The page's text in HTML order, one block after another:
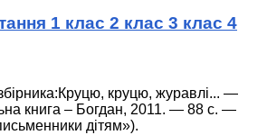
1 клас 2 клас 3 клас 4
круцю, журавлі... —
книга – Богдан, 2011. — 88 с. —
дітям»).